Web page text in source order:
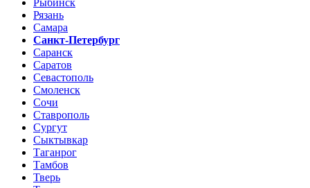
Рязань
Самара
Санкт-Петербург
Саранск
Саратов
Севастополь
Смоленск
Сочи
Ставрополь
Сургут
Сыктывкар
Таганрог
Тамбов
Тверь